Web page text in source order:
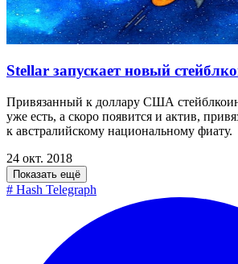
Stellar запускает новый
Привязанный к доллару США
уже есть, а скоро появится и актив,
к австралийскому национальному фиату.
24 окт. 2018
Показать ещё
# Hash Telegraph